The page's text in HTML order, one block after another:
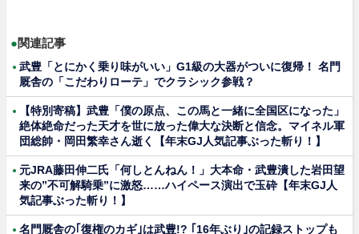
●関連記事
武豊「とにかく乗り味がいい」G1級の大器がついに復帰！ 名門
厩舎の「こだわりローテ」でクラシック参戦？
【特別寄稿】武豊「僕の原点、この馬と一緒に全国区になった」
絶体絶命だった天才を世に放った偉大な決断と信念。マイネル軍
団総帥・岡田繁幸さん逝く【年末GJ人気記事ぶった斬り！】
元JRA藤田伸二氏「何しとんねん！」大本命・武豊潰した岩田望
来の”不可解騎乗”に激怒……ハイペース演出で玉砕【年末GJ人
気記事ぶった斬り！】
名門厩舎の｢復権のカギ｣は武豊!? ｢16年ぶり｣の記録ストップも